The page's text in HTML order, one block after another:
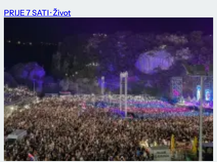
PRIJE 7 SATI · Život